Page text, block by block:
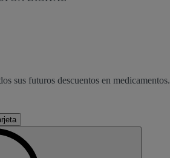
sus futuros descuentos en medicamentos.